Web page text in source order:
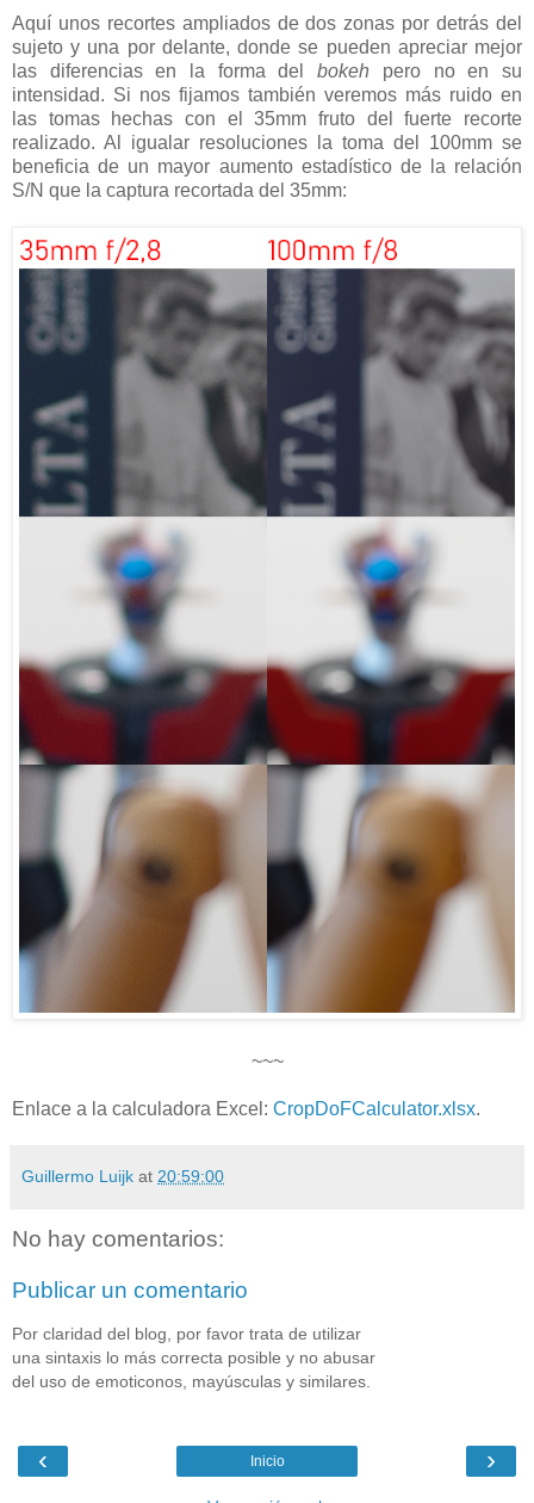
Aquí unos recortes ampliados de dos zonas por detrás del
sujeto y una por delante, donde se pueden apreciar mejor
las diferencias en la forma delbokeh pero no en su
intensidad. Si nos fijamos también veremos más ruido en
las tomas hechas con el 35mm fruto del fuerte recorte
realizado. Al igualar resoluciones la toma del 100mm se
beneficia de un mayor aumento estadístico de la relación
S/N que la captura recortada del 35mm:
~~~
Enlace a la calculadora Excel: CropDoFCalculator.xlsx.
Guillermo Luijk at 20:59:00
No hay comentarios:
Publicar un comentario
Por claridad del blog, por favor trata de utilizar
una sintaxis lo más correcta posible y no abusar
del uso de emoticonos, mayúsculas y similares.
‹ ›
Inicio